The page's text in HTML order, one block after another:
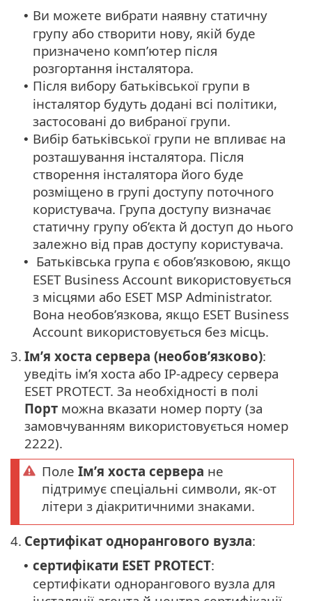
• Ви можете вибрати наявну статичну
групу або створити нову, якій буде
призначено комп’ютер після
розгортання інсталятора.
• Після вибору батьківської групи в
інсталятор будуть додані всі політики,
застосовані до вибраної групи.
• Вибір батьківської групи не впливає на
розташування інсталятора. Після
створення інсталятора його буде
розміщено в групі доступу поточного
користувача. Група доступу визначає
статичну групу об’єкта й доступ до нього
залежно від прав доступу користувача.
•
Батьківська група є обов’язковою, якщо
ESET Business Account використовується
з місцями або ESET MSP Administrator.
Вона необов’язкова, якщо ESET Business
Account використовується без місць.
3. Ім’я хоста сервера (необов’язково):
уведіть ім’я хоста або IP-адресу сервера
ESET PROTECT. За необхідності в полі
Порт можна вказати номер порту (за
замовчуванням використовується номер
2222).
Поле Ім’я хоста сервера не
підтримує спеціальні символи, як-от
літери з діакритичними знаками.
4. Сертифікат однорангового вузла:
• сертифікати ESET PROTECT:
сертифікати однорангового вузла для